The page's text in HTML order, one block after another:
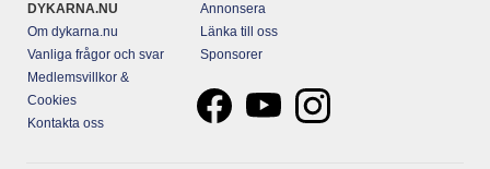
DYKARNA.NU
Om dykarna.nu
Vanliga frågor och svar
Medlemsvillkor &
Cookies
Kontakta oss
Annonsera
Länka till oss
Sponsorer